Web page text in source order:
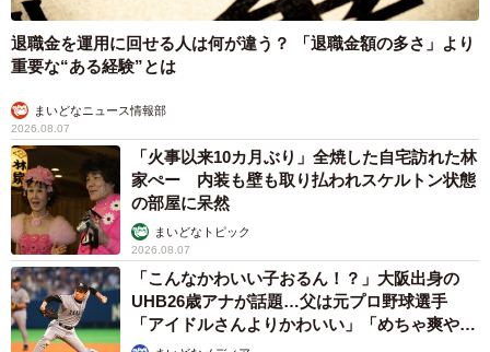
退職金を運用に回せる人は何が違う？ 「退職金額の多さ」より
重要な“ある経験”とは
まいどなニュース情報部
2026.08.07
「火事以来10カ月ぶり」全焼した自宅訪れた林
家ぺー 内装も壁も取り払われスケルトン状態
の部屋に呆然
まいどなトピック
2026.08.07
「こんなかわいい子おるん！？」大阪出身の
UHB26歳アナが話題…父は元プロ野球選手
「アイドルさんよりかわいい」「めちゃ爽や
か」